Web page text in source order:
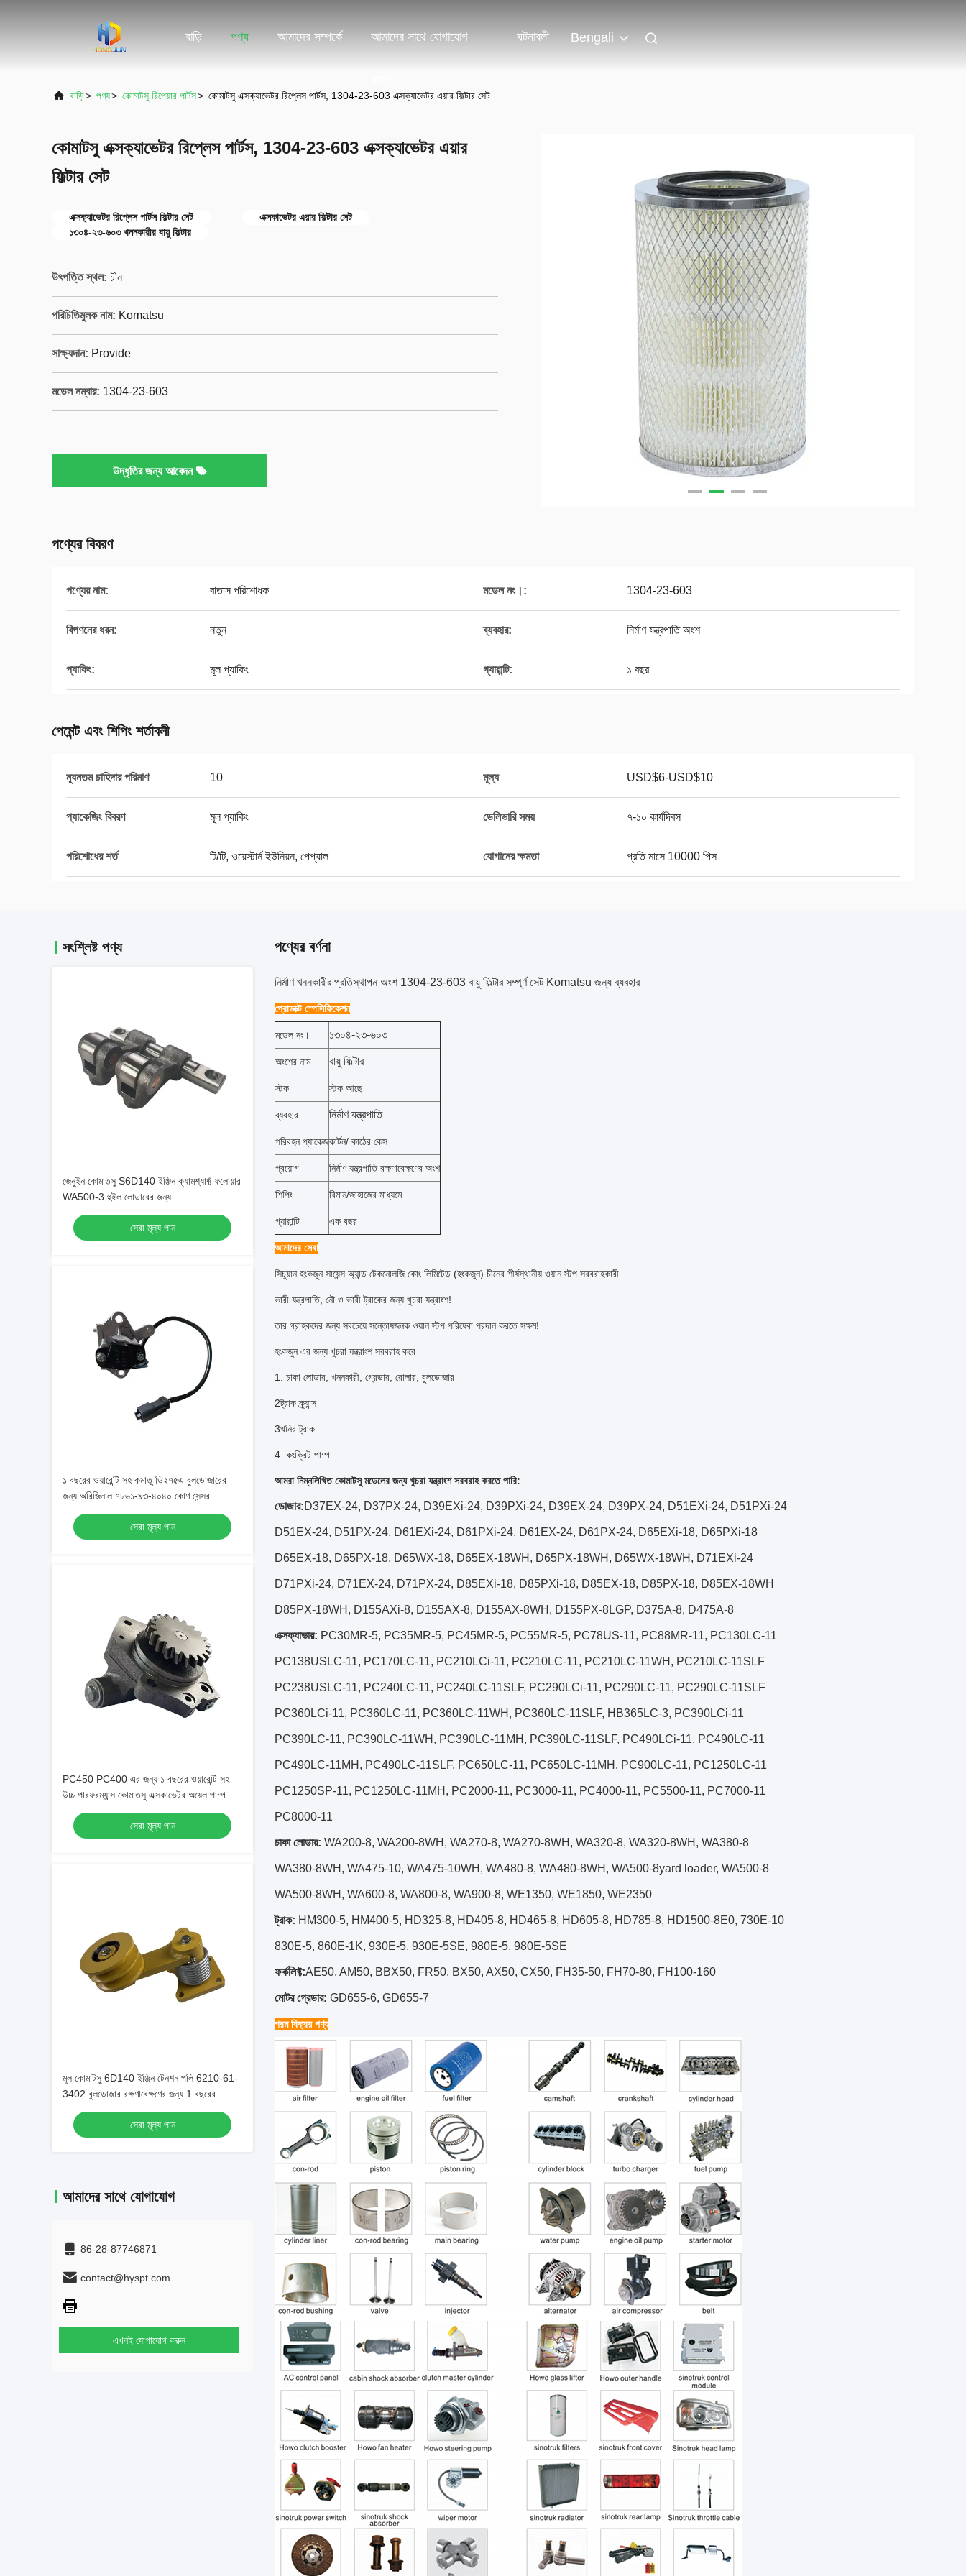
বাড়ি পণ্য আমাদের সম্পর্কে আমাদের সাথে যোগাযোগ ঘটনাবলী Bengali
বাড়ি> পণ্য> কোমাটসু রিপেয়ার পার্টস> কোমাটসু এক্সক্যাভেটর রিপ্লেস পার্টস, 1304-23-603 এক্সক্যাভেটর এয়ার ফিল্টার সেট
কোমাটসু এক্সক্যাভেটর রিপ্লেস পার্টস, 1304-23-603 এক্সক্যাভেটর এয়ার
ফিল্টার সেট
এক্সক্যাভেটর রিপ্লেস পার্টস ফিল্টার সেট
এক্সকাভেটর এয়ার ফিল্টার সেট
১৩০৪-২৩-৬০৩ খননকারীর বায়ু ফিল্টার
উৎপত্তি স্থল: চীন
পরিচিতিমুলক নাম: Komatsu
সাক্ষ্যদান: Provide
মডেল নম্বার: 1304-23-603
উদ্ধৃতির জন্য আবেদন
পণ্যের বিবরণ
পণ্যের নাম: বাতাস পরিশোধক মডেল নং।: 1304-23-603
বিপণনের ধরন: নতুন ব্যবহার: নির্মাণ যন্ত্রপাতি অংশ
প্যাকিং: মূল প্যাকিং গ্যারান্টি: ১ বছর
পেমেন্ট এবং শিপিং শর্তাবলী
ন্যূনতম চাহিদার পরিমাণ 10 মূল্য USD$6-USD$10
প্যাকেজিং বিবরণ মূল প্যাকিং ডেলিভারি সময় ৭-১০ কার্যদিবস
পরিশোধের শর্ত টি/টি, ওয়েস্টার্ন ইউনিয়ন, পেপ্যাল যোগানের ক্ষমতা প্রতি মাসে 10000 পিস
সংশ্লিষ্ট পণ্য
জেনুইন কোমাতসু S6D140 ইঞ্জিন ক্যামশ্যাফ্ট ফলোয়ার
WA500-3 হুইল লোডারের জন্য
সেরা মূল্য পান
১ বছরের ওয়ারেন্টি সহ কমাতু ডি২৭৫এ বুলডোজারের
জন্য অরিজিনাল ৭৮৬১-৯৩-৪০৪০ কোণ সেন্সর
সেরা মূল্য পান
PC450 PC400 এর জন্য ১ বছরের ওয়ারেন্টি সহ
উচ্চ পারফরম্যান্স কোমাতসু এক্সকাভেটর অয়েল পাম্প
6251-51-9100
সেরা মূল্য পান
মূল কোমাটসু 6D140 ইঞ্জিন টেনশন পলি 6210-61-
3402 বুলডোজার রক্ষণাবেক্ষণের জন্য 1 বছরের
ওয়ারেন্টি সহ
সেরা মূল্য পান
আমাদের সাথে যোগাযোগ
86-28-87746871
contact@hyspt.com
এখনই যোগাযোগ করুন
পণ্যের বর্ণনা
নির্মাণ খননকারীর প্রতিস্থাপন অংশ 1304-23-603 বায়ু ফিল্টার সম্পূর্ণ সেট Komatsu জন্য ব্যবহার
প্রোডাক্ট স্পেসিফিকেশন
মডেল নং। ১৩০৪-২৩-৬০৩
অংশের নাম বায়ু ফিল্টার
স্টক স্টক আছে
ব্যবহার নির্মাণ যন্ত্রপাতি
পরিবহন প্যাকেজকার্টন/ কাঠের কেস
প্রয়োগ নির্মাণ যন্ত্রপাতি রক্ষণাবেক্ষণের অংশ
শিপিং বিমান/জাহাজের মাধ্যমে
গ্যারান্টি এক বছর
আমাদের সেবা
সিচুয়ান হংকজুন সায়েন্স অ্যান্ড টেকনোলজি কোং লিমিটেড (হংকজুন) চীনের শীর্ষস্থানীয় ওয়ান স্টপ সরবরাহকারী
ভারী যন্ত্রপাতি, নৌ ও ভারী ট্রাকের জন্য খুচরা যন্ত্রাংশ!
তার গ্রাহকদের জন্য সবচেয়ে সন্তোষজনক ওয়ান স্টপ পরিষেবা প্রদান করতে সক্ষম!
হংকজুন এর জন্য খুচরা যন্ত্রাংশ সরবরাহ করে
1. চাকা লোডার, খননকারী, গ্রেডার, রোলার, বুলডোজার
2ট্রাক ক্র্যান্স
3খনির ট্রাক
4. কংক্রিট পাম্প
আমরা নিম্নলিখিত কোমাটসু মডেলের জন্য খুচরা যন্ত্রাংশ সরবরাহ করতে পারি:
ডোজার:D37EX-24, D37PX-24, D39EXi-24, D39PXi-24, D39EX-24, D39PX-24, D51EXi-24, D51PXi-24
D51EX-24, D51PX-24, D61EXi-24, D61PXi-24, D61EX-24, D61PX-24, D65EXi-18, D65PXi-18
D65EX-18, D65PX-18, D65WX-18, D65EX-18WH, D65PX-18WH, D65WX-18WH, D71EXi-24
D71PXi-24, D71EX-24, D71PX-24, D85EXi-18, D85PXi-18, D85EX-18, D85PX-18, D85EX-18WH
D85PX-18WH, D155AXi-8, D155AX-8, D155AX-8WH, D155PX-8LGP, D375A-8, D475A-8
এক্সক্যাভার: PC30MR-5, PC35MR-5, PC45MR-5, PC55MR-5, PC78US-11, PC88MR-11, PC130LC-11
PC138USLC-11, PC170LC-11, PC210LCi-11, PC210LC-11, PC210LC-11WH, PC210LC-11SLF
PC238USLC-11, PC240LC-11, PC240LC-11SLF, PC290LCi-11, PC290LC-11, PC290LC-11SLF
PC360LCi-11, PC360LC-11, PC360LC-11WH, PC360LC-11SLF, HB365LC-3, PC390LCi-11
PC390LC-11, PC390LC-11WH, PC390LC-11MH, PC390LC-11SLF, PC490LCi-11, PC490LC-11
PC490LC-11MH, PC490LC-11SLF, PC650LC-11, PC650LC-11MH, PC900LC-11, PC1250LC-11
PC1250SP-11, PC1250LC-11MH, PC2000-11, PC3000-11, PC4000-11, PC5500-11, PC7000-11
PC8000-11
চাকা লোডার: WA200-8, WA200-8WH, WA270-8, WA270-8WH, WA320-8, WA320-8WH, WA380-8
WA380-8WH, WA475-10, WA475-10WH, WA480-8, WA480-8WH, WA500-8yard loader, WA500-8
WA500-8WH, WA600-8, WA800-8, WA900-8, WE1350, WE1850, WE2350
ট্রাক: HM300-5, HM400-5, HD325-8, HD405-8, HD465-8, HD605-8, HD785-8, HD1500-8E0, 730E-10
830E-5, 860E-1K, 930E-5, 930E-5SE, 980E-5, 980E-5SE
ফর্কলিফ্ট:AE50, AM50, BBX50, FR50, BX50, AX50, CX50, FH35-50, FH70-80, FH100-160
মোটর গ্রেডার: GD655-6, GD655-7
গরম বিক্রয় পণ্য